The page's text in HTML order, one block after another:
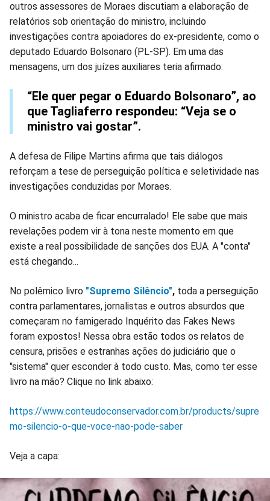
outros assessores de Moraes discutiam a elaboração de
relatórios sob orientação do ministro, incluindo
investigações contra apoiadores do ex-presidente, como o
deputado Eduardo Bolsonaro (PL-SP). Em uma das
mensagens, um dos juízes auxiliares teria afirmado:
“Ele quer pegar o Eduardo Bolsonaro”, ao
que Tagliaferro respondeu: “Veja se o
ministro vai gostar”.
A defesa de Filipe Martins afirma que tais diálogos
reforçam a tese de perseguição política e seletividade nas
investigações conduzidas por Moraes.
O ministro acaba de ficar encurralado! Ele sabe que mais
revelações podem vir à tona neste momento em que
existe a real possibilidade de sanções dos EUA. A "conta"
está chegando...
No polêmico livro "Supremo Silêncio", toda a perseguição
contra parlamentares, jornalistas e outros absurdos que
começaram no famigerado Inquérito das Fakes News
foram expostos! Nessa obra estão todos os relatos de
censura, prisões e estranhas ações do judiciário que o
"sistema" quer esconder à todo custo. Mas, como ter esse
livro na mão? Clique no link abaixo:
https://www.conteudoconservador.com.br/products/supre
mo-silencio-o-que-voce-nao-pode-saber
Veja a capa: